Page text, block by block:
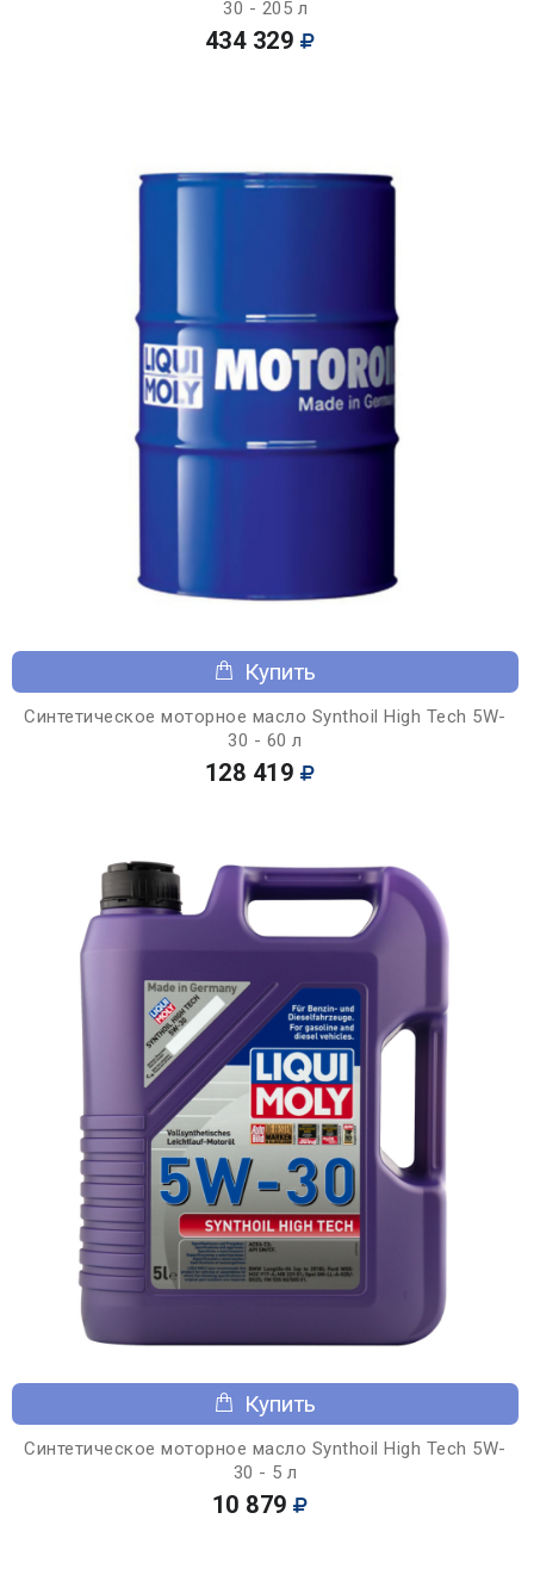
30 - 205 л
434 329
Купить
Синтетическое моторное масло Synthoil High Tech 5W-
30 - 60 л
128 419
Купить
Синтетическое моторное масло Synthoil High Tech 5W-
30 - 5 л
10 879